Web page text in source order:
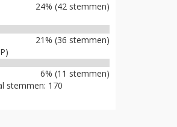
24% (42 stemmen)
21% (36 stemmen)
6% (11 stemmen)
stemmen: 170